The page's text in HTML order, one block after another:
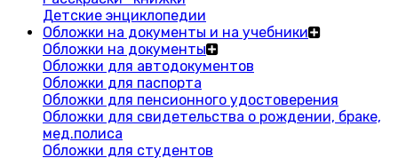
Детские энциклопедии
Обложки на документы и на учебники
Обложки на документы
Обложки для автодокументов
Обложки для паспорта
Обложки для пенсионного удостоверения
Обложки для свидетельства о рождении, браке,
мед.полиса
Обложки для студентов